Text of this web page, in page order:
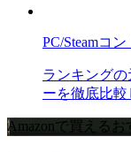
PC/Steamコ
ランキング
ーを徹底比
Amazonで買えるお